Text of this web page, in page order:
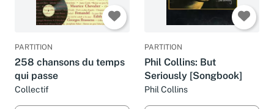
PARTITION
258 chansons du temps
qui passe
Collectif
PARTITION
Phil Collins: But
Seriously [Songbook]
Phil Collins